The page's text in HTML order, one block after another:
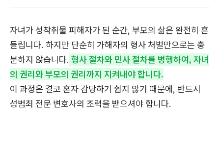
자녀가 성착취물 피해자가 된 순간, 부모의 삶은 완전히 흔
들립니다. 하지만 단순히 가해자의 형사 처벌만으로는 충
분하지 않습니다. 형사 절차와 민사 절차를 병행하여, 자녀
의 권리와 부모의 권리까지 지켜내야 합니다.
이 과정은 결코 혼자 감당하기 쉽지 않기 때문에, 반드시
성범죄 전문 변호사의 조력을 받으셔야 합니다.